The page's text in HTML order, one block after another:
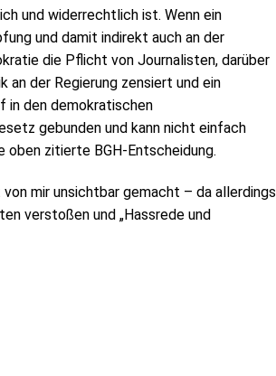
und widerrechtlich ist. Wenn ein
und damit indirekt auch an der
die Pflicht von Journalisten, darüber
an der Regierung zensiert und ein
in den demokratischen
gebunden und kann nicht einfach
oben zitierte BGH-Entscheidung.
mir unsichtbar gemacht – da allerdings
verstoßen und „Hassrede und